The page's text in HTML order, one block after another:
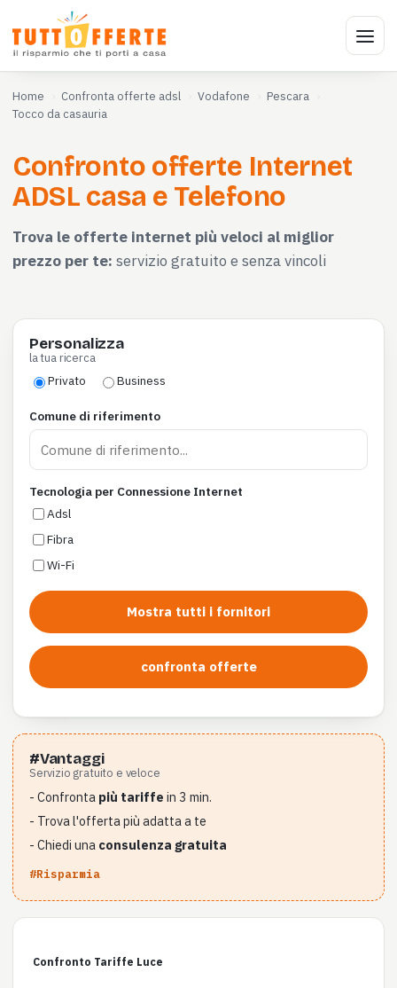
Home Confronta offerte adsl Vodafone
Pescara
Tocco da casauria
Confronto offerte Internet
ADSL casa e Telefono
Trova le offerte internet più veloci al miglior
prezzo per te: servizio gratuito e senza vincoli
Personalizza
la tua ricerca
Privato Business
Comune di riferimento
Tecnologia per Connessione Internet
Adsl
Fibra
Wi-Fi
Mostra tutti i fornitori
confronta offerte
#Vantaggi
Servizio gratuito e veloce
- Confronta più tariffe in 3 min.
- Trova l'offerta più adatta a te
- Chiedi una consulenza gratuita
#Risparmia
Confronto Tariffe Luce